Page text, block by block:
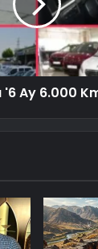
'6 Ay 6.000